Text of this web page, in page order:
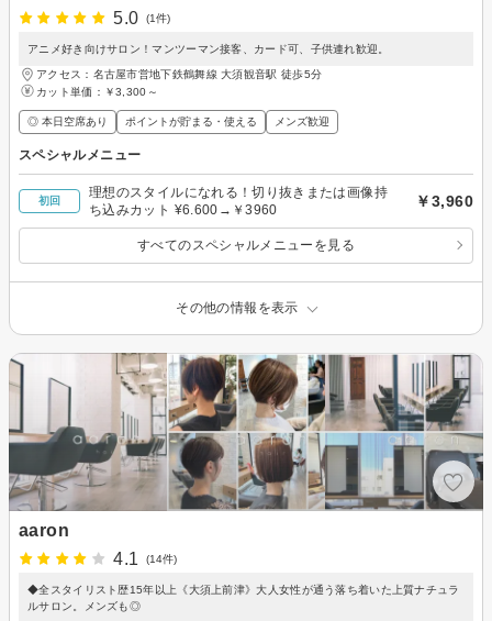
5.0
(1件)
アニメ好き向けサロン！マンツーマン接客、カード可、子供連れ歓迎。
アクセス：名古屋市営地下鉄鶴舞線 大須観音駅 徒歩5分
カット単価： ￥3,300～
◎ 本日空席あり ポイントが貯まる・使える メンズ歓迎
スペシャルメニュー
初回
理想のスタイルになれる！切り抜きまたは画像持
ち込みカット ¥6.600→￥3960
￥3,960
すべてのスペシャルメニューを見る
その他の情報を表示
aaron
4.1
(14件)
◆全スタイリスト歴15年以上《大須上前津》大人女性が通う落ち着いた上質ナチュラ
ルサロン。メンズも◎